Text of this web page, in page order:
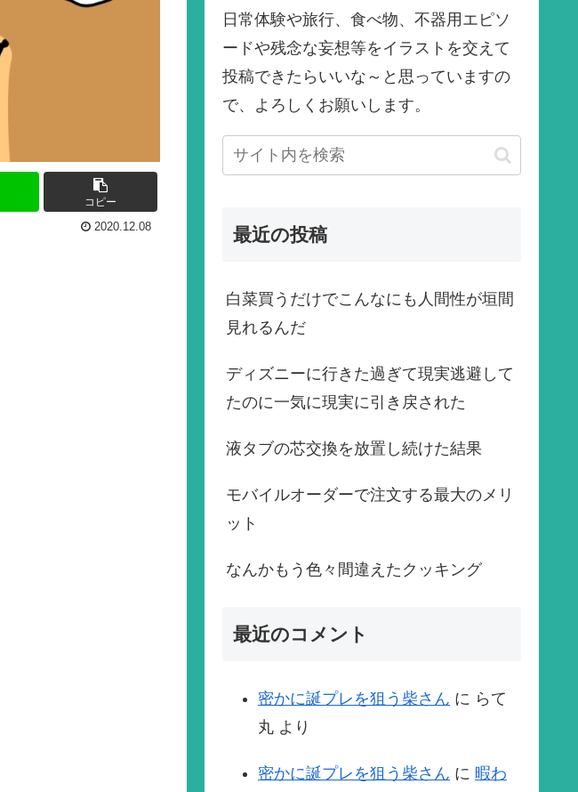
コピー
2020.12.08
日常体験や旅行、食べ物、不器用エピソ
ードや残念な妄想等をイラストを交えて
投稿できたらいいな～と思っていますの
で、よろしくお願いします。
最近の投稿
白菜買うだけでこんなにも人間性が垣間
見れるんだ
ディズニーに行きた過ぎて現実逃避して
たのに一気に現実に引き戻された
液タブの芯交換を放置し続けた結果
モバイルオーダーで注文する最大のメリ
ット
なんかもう色々間違えたクッキング
最近のコメント
密かに誕プレを狙う柴さん に らて
丸 より
密かに誕プレを狙う柴さん に 暇わ